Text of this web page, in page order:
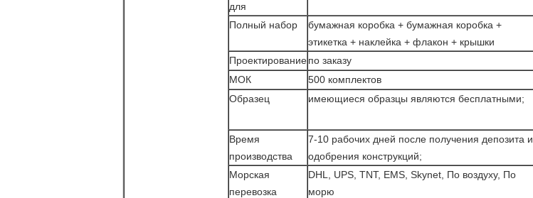
для
Полный набор
бумажная коробка + бумажная коробка +
этикетка + наклейка + флакон + крышки
Проектированиепо заказу
МОК
500 комплектов
Образец
имеющиеся образцы являются бесплатными;
Время
производства
7-10 рабочих дней после получения депозита и
одобрения конструкций;
Морская
перевозка
DHL, UPS, TNT, EMS, Skynet, По воздуху, По
морю